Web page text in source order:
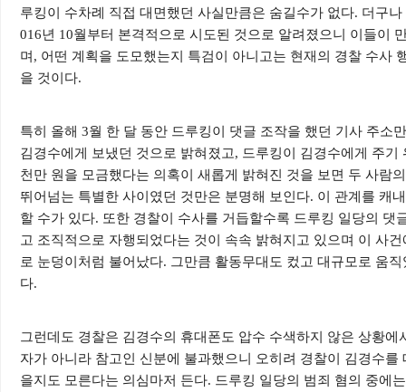
루킹이 수차례 직접 대면했던 사실만큼은 숨길수가 없다. 더구
016년 10월부터 본격적으로 시도된 것으로 알려졌으니 이들이
며 , 어떤 계획을 도모했는지 특검이 아니고는 현재의 경찰 수사
을 것이다.
특히 올해 3월 한 달 동안 드루킹이 댓글 조작을 했던 기사 주소
김경수에게 보냈던 것으로 밝혀졌고, 드루킹이 김경수에게 주
천만 원을 모금했다는 의혹이 새롭게 밝혀진 것을 보면 두 사람
뛰어넘는 특별한 사이였던 것만은 분명해 보인다. 이 관계를 캐
할 수가 있다. 또한 경찰이 수사를 거듭할수록 드루킹 일당의 댓
고 조직적으로 자행되었다는 것이 속속 밝혀지고 있으며 이 사
로 눈덩이처럼 불어났다. 그만큼 활동무대도 컸고 대규모로 움
다.
그런데도 경찰은 김경수의 휴대폰도 압수 수색하지 않은 상황에
자가 아니라 참고인 신분에 불과했으니 오히려 경찰이 김경수를
을지도 모른다는 의심마저 든다. 드루킹 일당의 범죄 혐의 중에